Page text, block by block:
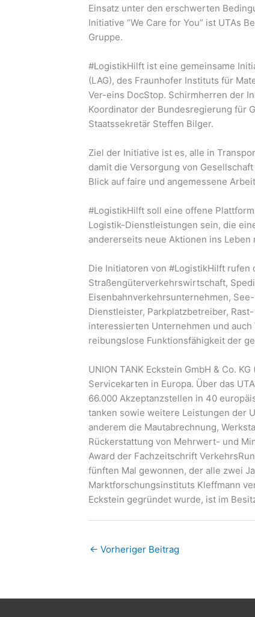
Einsatz unter den erschwerten
Initiative “We Care for You” ist UTAs
Gruppe.
#LogistikHilft ist eine gemeinsame
(LAG), des Fraunhofer Instituts für
Ver-eins DocStop. Schirmherren der
Koordinator der Bundesregierung für
Staatssekretär Steffen Bilger.
Ziel der Initiative ist es, alle in
damit die Versorgung von
Blick auf faire und angemessene
#LogistikHilft soll eine offene
Logistik-Dienstleistungen sein, die
andererseits neue Aktionen ins Leben
Die Initiatoren von #LogistikHilft rufen
Straßengüterverkehrswirtschaft,
Eisenbahnverkehrsunternehmen,
Dienstleister, Parkplatzbetreiber,
interessierten Unternehmen und
reibungslose Funktionsfähigkeit der
UNION TANK Eckstein GmbH & Co.
Servicekarten in Europa. Über das
66.000 Akzeptanzstellen in 40
tanken sowie weitere Leistungen der
anderem die Mautabrechnung,
Rückerstattung von Mehrwert- und
Award der Fachzeitschrift
fünften Mal gewonnen, der alle zwei
Marktforschungsinstituts Kleffmann
Eckstein gegründet wurde, ist im
← Vorheriger Beitrag